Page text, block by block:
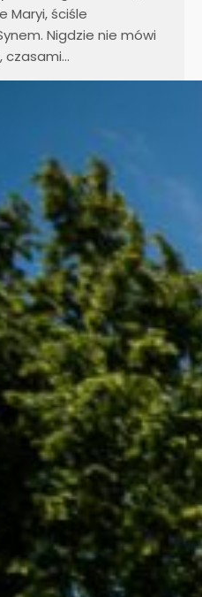
Maryi, ściśle
Nigdzie nie mówi
czasami…